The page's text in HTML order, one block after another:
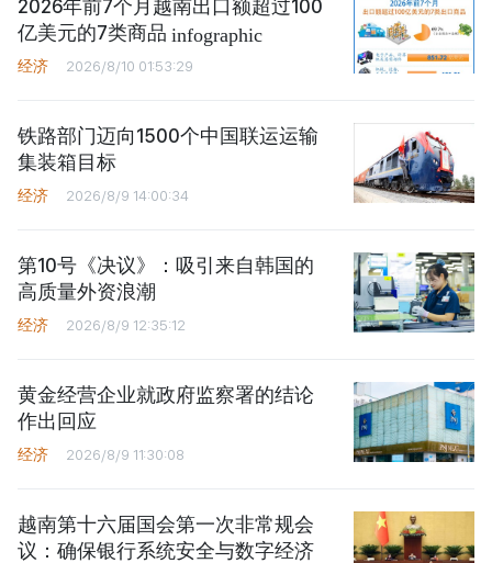
2026年前7个月越南出口额超过100
亿美元的7类商品 infographic
经济 2026/8/10 01:53:29
铁路部门迈向1500个中国联运运输
集装箱目标
经济 2026/8/9 14:00:34
第10号《决议》：吸引来自韩国的
高质量外资浪潮
经济 2026/8/9 12:35:12
黄金经营企业就政府监察署的结论
作出回应
经济 2026/8/9 11:30:08
越南第十六届国会第一次非常规会
议：确保银行系统安全与数字经济